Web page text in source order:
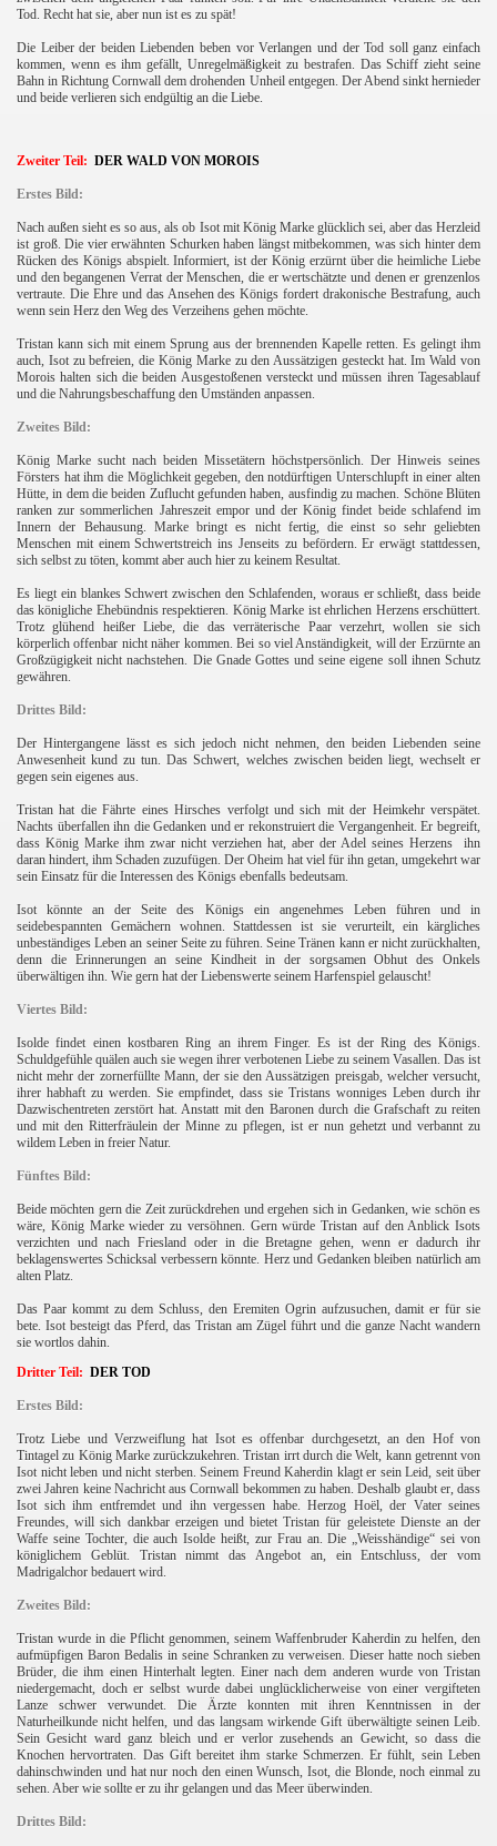
Tod. Recht hat sie, aber nun ist es zu spät!
Die Leiber der beiden Liebenden beben vor Verlangen und der Tod soll ganz einfach
kommen, wenn es ihm gefällt, Unregelmäßigkeit zu bestrafen. Das Schiff zieht seine
Bahn in Richtung Cornwall dem drohenden Unheil entgegen. Der Abend sinkt hernieder
und beide verlieren sich endgültig an die Liebe.
Zweiter Teil: DER WALD VON MOROIS
Erstes Bild:
Nach außen sieht es so aus, als ob Isot mit König Marke glücklich sei, aber das Herzleid
ist groß. Die vier erwähnten Schurken haben längst mitbekommen, was sich hinter dem
Rücken des Königs abspielt. Informiert, ist der König erzürnt über die heimliche Liebe
und den begangenen Verrat der Menschen, die er wertschätzte und denen er grenzenlos
vertraute. Die Ehre und das Ansehen des Königs fordert drakonische Bestrafung, auch
wenn sein Herz den Weg des Verzeihens gehen möchte.
Tristan kann sich mit einem Sprung aus der brennenden Kapelle retten. Es gelingt ihm
auch, Isot zu befreien, die König Marke zu den Aussätzigen gesteckt hat. Im Wald von
Morois halten sich die beiden Ausgestoßenen versteckt und müssen ihren Tagesablauf
und die Nahrungsbeschaffung den Umständen anpassen.
Zweites Bild:
König Marke sucht nach beiden Missetätern höchstpersönlich. Der Hinweis seines
Försters hat ihm die Möglichkeit gegeben, den notdürftigen Unterschlupft in einer alten
Hütte, in dem die beiden Zuflucht gefunden haben, ausfindig zu machen. Schöne Blüten
ranken zur sommerlichen Jahreszeit empor und der König findet beide schlafend im
Innern der Behausung. Marke bringt es nicht fertig, die einst so sehr geliebten
Menschen mit einem Schwertstreich ins Jenseits zu befördern. Er erwägt stattdessen,
sich selbst zu töten, kommt aber auch hier zu keinem Resultat.
Es liegt ein blankes Schwert zwischen den Schlafenden, woraus er schließt, dass beide
das königliche Ehebündnis respektieren. König Marke ist ehrlichen Herzens erschüttert.
Trotz glühend heißer Liebe, die das verräterische Paar verzehrt, wollen sie sich
körperlich offenbar nicht näher kommen. Bei so viel Anständigkeit, will der Erzürnte an
Großzügigkeit nicht nachstehen. Die Gnade Gottes und seine eigene soll ihnen Schutz
gewähren.
Drittes Bild:
Der Hintergangene lässt es sich jedoch nicht nehmen, den beiden Liebenden seine
Anwesenheit kund zu tun. Das Schwert, welches zwischen beiden liegt, wechselt er
gegen sein eigenes aus.
Tristan hat die Fährte eines Hirsches verfolgt und sich mit der Heimkehr verspätet.
Nachts überfallen ihn die Gedanken und er rekonstruiert die Vergangenheit. Er begreift,
dass König Marke ihm zwar nicht verziehen hat, aber der Adel seines Herzens
ihn
daran hindert, ihm Schaden zuzufügen. Der Oheim hat viel für ihn getan, umgekehrt war
sein Einsatz für die Interessen des Königs ebenfalls bedeutsam.
Isot könnte an der Seite des Königs ein angenehmes Leben führen und in
seidebespannten Gemächern wohnen. Stattdessen ist sie verurteilt, ein kärgliches
unbeständiges Leben an seiner Seite zu führen. Seine Tränen kann er nicht zurückhalten,
denn die Erinnerungen an seine Kindheit in der sorgsamen Obhut des Onkels
überwältigen ihn. Wie gern hat der Liebenswerte seinem Harfenspiel gelauscht!
Viertes Bild:
Isolde findet einen kostbaren Ring an ihrem Finger. Es ist der Ring des Königs.
Schuldgefühle quälen auch sie wegen ihrer verbotenen Liebe zu seinem Vasallen. Das ist
nicht mehr der zornerfüllte Mann, der sie den Aussätzigen preisgab, welcher versucht,
ihrer habhaft zu werden. Sie empfindet, dass sie Tristans wonniges Leben durch ihr
Dazwischentreten zerstört hat. Anstatt mit den Baronen durch die Grafschaft zu reiten
und mit den Ritterfräulein der Minne zu pflegen, ist er nun gehetzt und verbannt zu
wildem Leben in freier Natur.
Fünftes Bild:
Beide möchten gern die Zeit zurückdrehen und ergehen sich in Gedanken, wie schön es
wäre, König Marke wieder zu versöhnen. Gern würde Tristan auf den Anblick Isots
verzichten und nach Friesland oder in die Bretagne gehen, wenn er dadurch ihr
beklagenswertes Schicksal verbessern könnte. Herz und Gedanken bleiben natürlich am
alten Platz.
Das Paar kommt zu dem Schluss, den Eremiten Ogrin aufzusuchen, damit er für sie
bete. Isot besteigt das Pferd, das Tristan am Zügel führt und die ganze Nacht wandern
sie wortlos dahin.
Dritter Teil: DER TOD
Erstes Bild:
Trotz Liebe und Verzweiflung hat Isot es offenbar durchgesetzt, an den Hof von
Tintagel zu König Marke zurückzukehren. Tristan irrt durch die Welt, kann getrennt von
Isot nicht leben und nicht sterben. Seinem Freund Kaherdin klagt er sein Leid, seit über
zwei Jahren keine Nachricht aus Cornwall bekommen zu haben. Deshalb glaubt er, dass
Isot sich ihm entfremdet und ihn vergessen habe. Herzog Hoël, der Vater seines
Freundes, will sich dankbar erzeigen und bietet Tristan für geleistete Dienste an der
Waffe seine Tochter, die auch Isolde heißt, zur Frau an. Die „Weisshändige“ sei von
königlichem Geblüt. Tristan nimmt das Angebot an, ein Entschluss, der vom
Madrigalchor bedauert wird.
Zweites Bild:
Tristan wurde in die Pflicht genommen, seinem Waffenbruder Kaherdin zu helfen, den
aufmüpfigen Baron Bedalis in seine Schranken zu verweisen. Dieser hatte noch sieben
Brüder, die ihm einen Hinterhalt legten. Einer nach dem anderen wurde von Tristan
niedergemacht, doch er selbst wurde dabei unglücklicherweise von einer vergifteten
Lanze schwer verwundet. Die Ärzte konnten mit ihren Kenntnissen in der
Naturheilkunde nicht helfen, und das langsam wirkende Gift überwältigte seinen Leib.
Sein Gesicht ward ganz bleich und er verlor zusehends an Gewicht, so dass die
Knochen hervortraten. Das Gift bereitet ihm starke Schmerzen. Er fühlt, sein Leben
dahinschwinden und hat nur noch den einen Wunsch, Isot, die Blonde, noch einmal zu
sehen. Aber wie sollte er zu ihr gelangen und das Meer überwinden.
Drittes Bild: